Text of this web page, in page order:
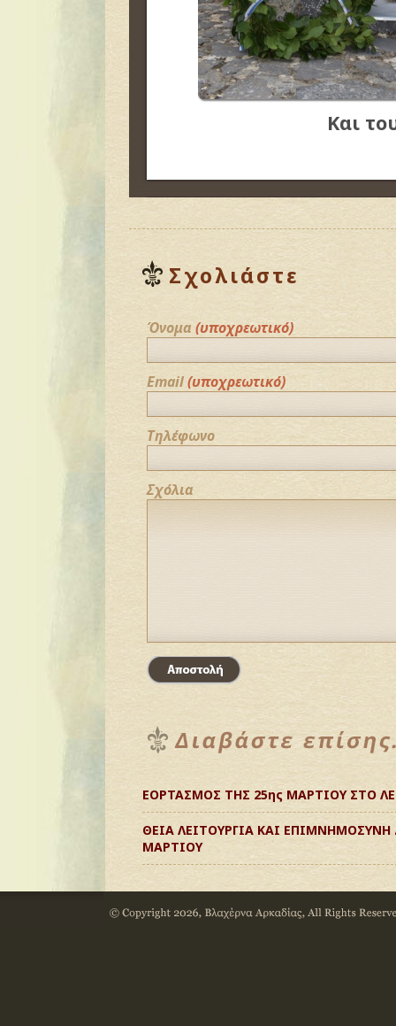
Και
Σχολιάστε
Όνομα (υποχρεωτικό)
Email(υποχρεωτικό)
Τηλέφωνο
Σχόλια
ΕΟΡΤΑΣΜΟΣ ΤΗΣ 25ης ΜΑΡΤΙΟΥ ΣΤΟ
ΘΕΙΑ ΛΕΙΤΟΥΡΓΙΑ ΚΑΙ
ΜΑΡΤΙΟΥ